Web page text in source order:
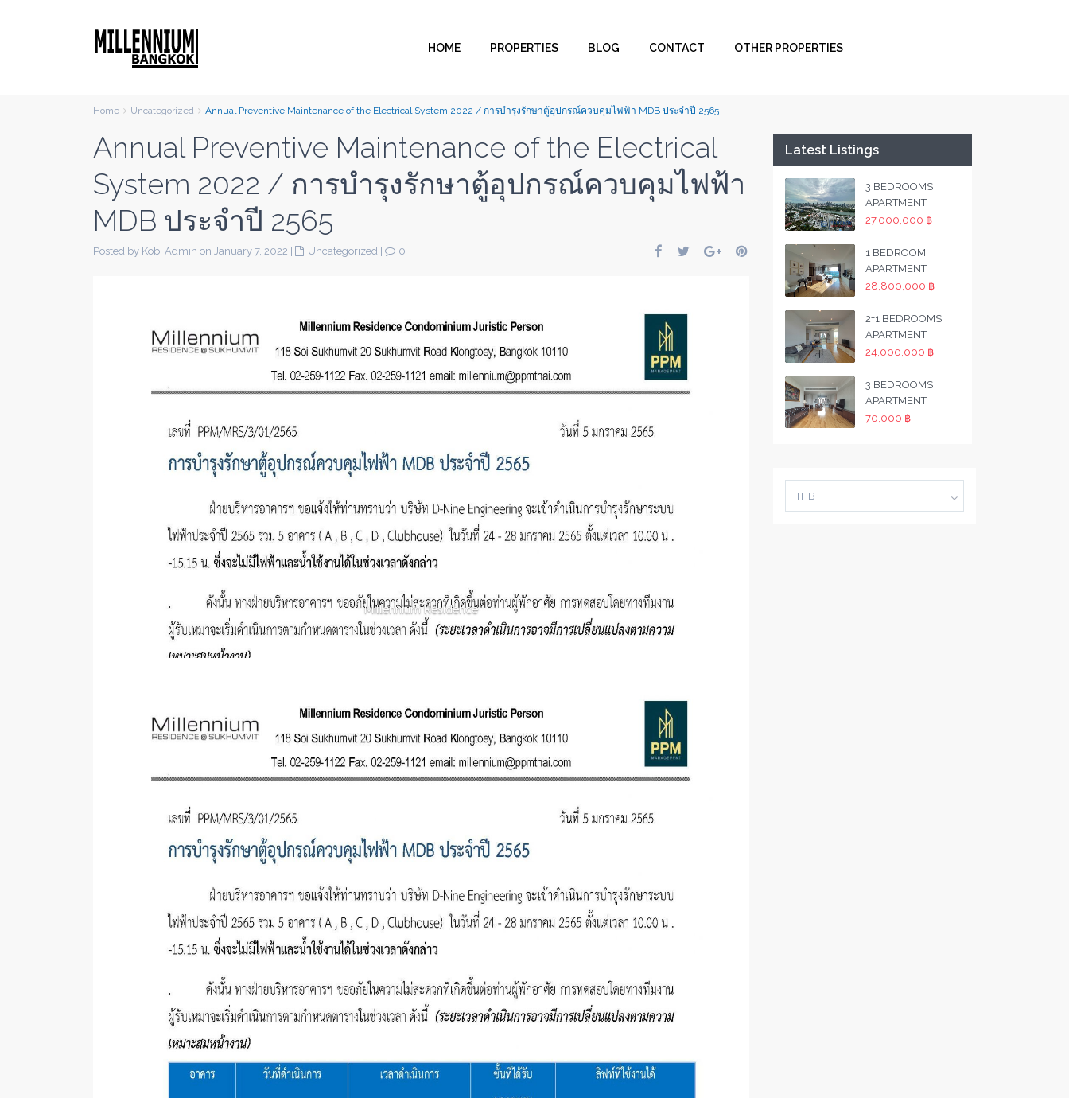
HOME PROPERTIES BLOG CONTACT OTHER PROPERTIES
Home Uncategorized Annual Preventive Maintenance of the Electrical System 2022 / การบำรุงรักษาตู้อุปกรณ์ควบคุมไฟฟ้า MDB ประจำปี 2565
Annual Preventive Maintenance of the Electrical
System 2022 / การบำรุงรักษาตู้อุปกรณ์ควบคุมไฟฟ้า
MDB ประจำปี 2565
Posted by Kobi Admin on January 7, 2022 Uncategorized 0
Millennium Residence
Latest Listings
3 BEDROOMS
APARTMENT
27,000,000 ฿
1 BEDROOM
APARTMENT
28,800,000 ฿
2+1 BEDROOMS
APARTMENT
24,000,000 ฿
3 BEDROOMS
APARTMENT
70,000 ฿
THB